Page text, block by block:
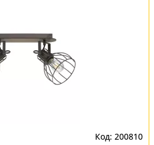
200810